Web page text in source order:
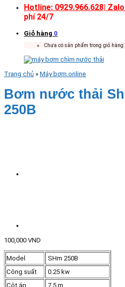
Hotline: 0929.966.628|
phí 24/7
Giỏ hàng 0
Chưa có sản phẩm trong giỏ hàng.
Trang chủ » Máy bơm.online
Bơm nước thải
250B
100,000 VND
Model
SHm 250B
Công suất
0.25 kw
Cột áp
7.5 m